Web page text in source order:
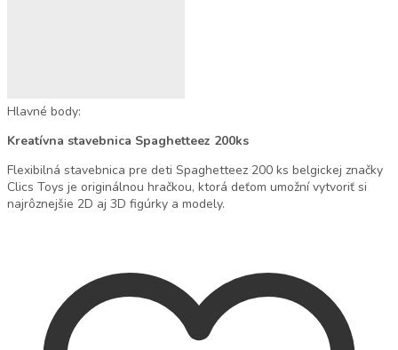
Hlavné body:
Kreatívna stavebnica Spaghetteez 200ks
Flexibilná stavebnica pre deti Spaghetteez 200 ks belgickej značky
Clics Toys je originálnou hračkou, ktorá deťom umožní vytvoriť si
najrôznejšie 2D aj 3D figúrky a modely.